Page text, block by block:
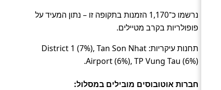
נרשמו כ־1,170 הזמנות בתקופה זו – נתון המעיד על
פופולריות בקרב מטיילים.
תחנות עיקריות: District 1 (7%), Tan Son Nhat
Airport (6%), TP Vung Tau (6%).
חברות אוטובוסים מובילים במסלול: